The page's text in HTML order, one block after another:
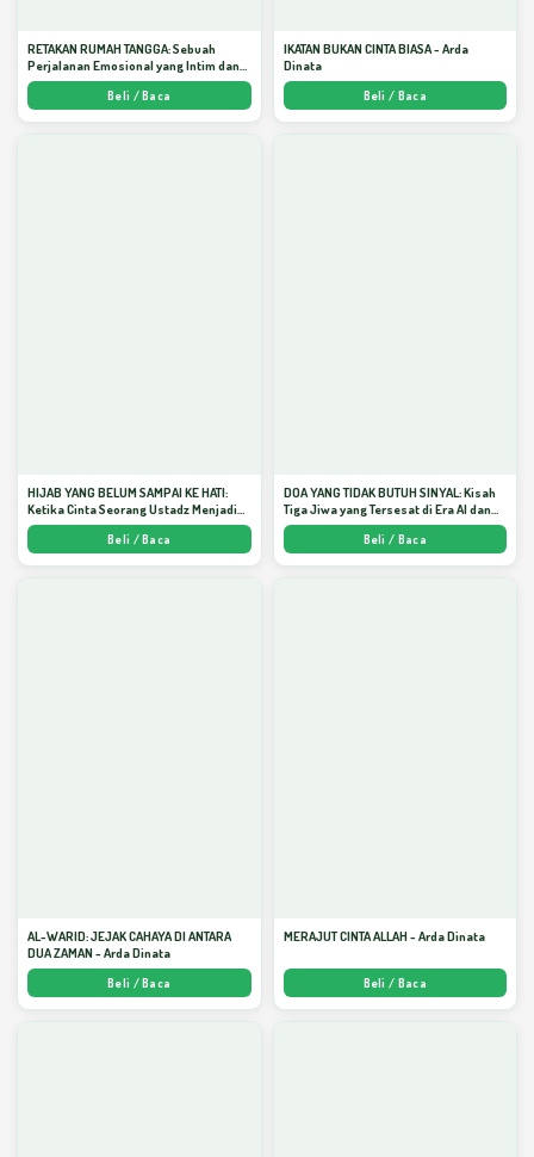
RETAKAN RUMAH TANGGA: Sebuah
Perjalanan Emosional yang Intim dan
Mendalam - Arda Dinata
Beli / Baca
IKATAN BUKAN CINTA BIASA - Arda
Dinata
Beli / Baca
HIJAB YANG BELUM SAMPAI KE HATI:
Ketika Cinta Seorang Ustadz Menjadi
Cermin yang Paling Kejam - Arda
Beli / Baca
DOA YANG TIDAK BUTUH SINYAL: Kisah
Tiga Jiwa yang Tersesat di Era AI dan
Menemukan Jalan Pulang di Bulan
Ramadhan" - Arda Dinata
Beli / Baca
AL-WARID: JEJAK CAHAYA DI ANTARA
DUA ZAMAN - Arda Dinata
Beli / Baca
MERAJUT CINTA ALLAH - Arda Dinata
Beli / Baca